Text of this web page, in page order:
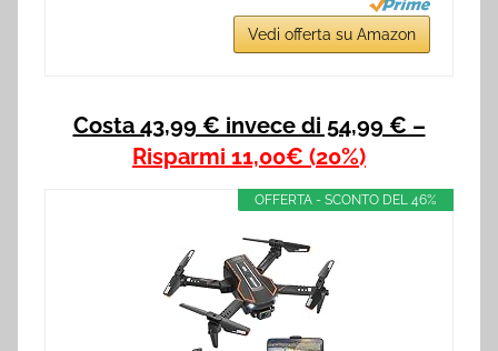
Vedi offerta su Amazon
Costa 43,99 € invece di 54,99 € –
Risparmi 11,00€ (20%)
OFFERTA - SCONTO DEL 46%